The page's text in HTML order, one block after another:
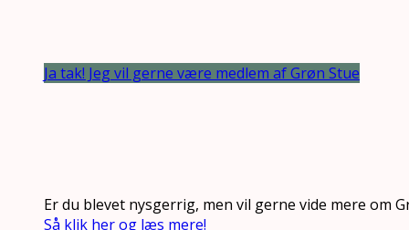
Ja tak! Jeg vil gerne være medlem af Grøn Stue
Er du blevet nysgerrig, men vil gerne vide mere om
Så klik her og læs mere!